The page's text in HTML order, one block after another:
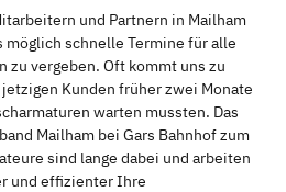
und Partnern in Mailham
möglich schnelle Termine für alle
vergeben. Oft kommt uns zu
Kunden früher zwei Monate
warten mussten. Das
Mailham bei Gars Bahnhof zum
sind lange dabei und arbeiten
und effizienter Ihre